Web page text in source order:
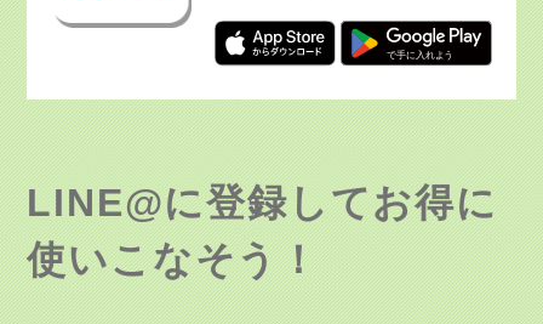
LINE@に登録してお得に
使いこなそう！